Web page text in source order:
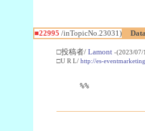
■22995 /inTopicNo.23031)
□投稿者/ Lamont -(2023/
□U R L/ http://es-
%%